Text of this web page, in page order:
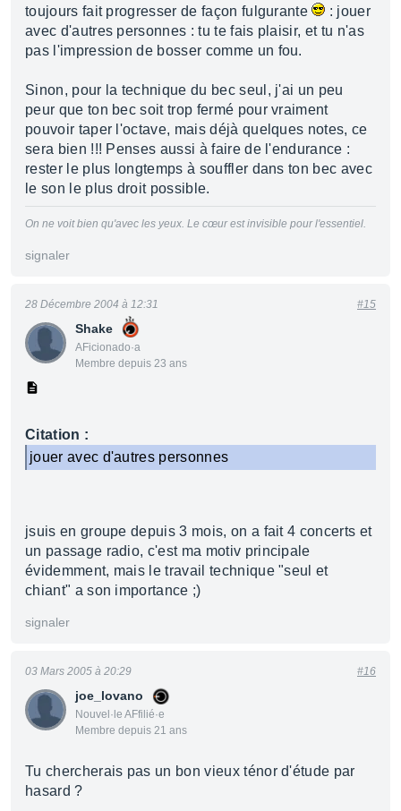
toujours fait progresser de façon fulgurante
: jouer
avec d'autres personnes : tu te fais plaisir, et tu n'as
pas l'impression de bosser comme un fou.
Sinon, pour la technique du bec seul, j'ai un peu
peur que ton bec soit trop fermé pour vraiment
pouvoir taper l'octave, mais déjà quelques notes, ce
sera bien !!! Penses aussi à faire de l'endurance :
rester le plus longtemps à souffler dans ton bec avec
le son le plus droit possible.
On ne voit bien qu'avec les yeux. Le cœur est invisible pour l'essentiel.
signaler
Shake
AFicionado·a
Membre depuis 23 ans
28 Décembre 2004 à 12:31 #15
Citation :
jouer avec d'autres personnes
jsuis en groupe depuis 3 mois, on a fait 4 concerts et
un passage radio, c'est ma motiv principale
évidemment, mais le travail technique "seul et
chiant" a son importance ;)
signaler
joe_lovano
Nouvel·le AFfilié·e
Membre depuis 21 ans
03 Mars 2005 à 20:29 #16
Tu chercherais pas un bon vieux ténor d'étude par
hasard ?